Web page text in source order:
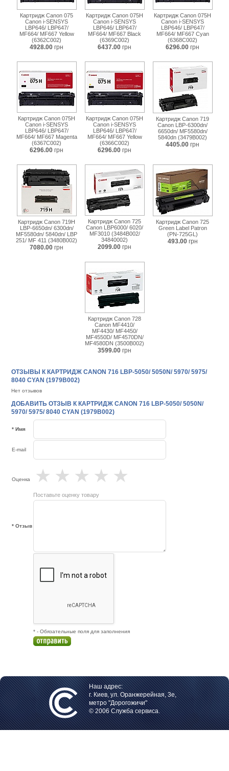
Картридж Canon 075
Canon i-SENSYS
LBP646/ LBP647/
MF664/ MF667 Yellow
(6362C002)
4928.00 грн
Картридж Canon 075H
Canon i-SENSYS
LBP646/ LBP647/
MF664/ MF667 Black
(6369C002)
6437.00 грн
Картридж Canon 075H
Canon i-SENSYS
LBP646/ LBP647/
MF664/ MF667 Cyan
(6368C002)
6296.00 грн
Картридж Canon 075H
Canon i-SENSYS
LBP646/ LBP647/
MF664/ MF667 Magenta
(6367C002)
6296.00 грн
Картридж Canon 075H
Canon i-SENSYS
LBP646/ LBP647/
MF664/ MF667 Yellow
(6366C002)
6296.00 грн
Картридж Canon 719
Canon LBP-6300dn/
6650dn/ MF5580dn/
5840dn (3479B002)
4405.00 грн
Картридж Canon 719H
LBP-6650dn/ 6300dn/
MF5580dn/ 5840dn/ LBP
251/ MF 411 (3480B002)
7080.00 грн
Картридж Canon 725
Canon LBP6000/ 6020/
MF3010 (3484B002/
34840002)
2099.00 грн
Картридж Canon 725
Green Label Patron
(PN-725GL)
493.00 грн
Картридж Canon 728
Canon MF4410/
MF4430/ MF4450/
MF4550D/ MF4570DN/
MF4580DN (3500B002)
3599.00 грн
ОТЗЫВЫ К КАРТРИДЖ CANON 716 LBP-5050/ 5050N/ 5970/ 5975/
8040 CYAN (1979B002)
Нет отзывов
ДОБАВИТЬ ОТЗЫВ К КАРТРИДЖ CANON 716 LBP-5050/ 5050N/
5970/ 5975/ 8040 CYAN (1979B002)
* Имя
E-mail
Оценка ★
★
★
★
★
Поставьте оценку товару
* Отзыв
* - Обязательные поля для заполнения
Наш адрес:
г. Киев, ул. Оранжерейная, 3е,
метро "Дорогожичи"
© 2006 Служба сервиса.